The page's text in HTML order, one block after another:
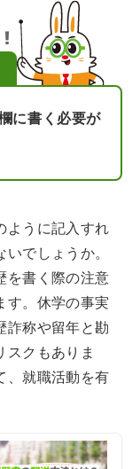
に書く必要が
ように記入すれ
でしょうか。
を書く際の注意
す。休学の事実
詐称や留年と勘
スクもありま
、就職活動を有